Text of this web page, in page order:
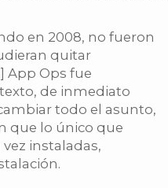
en 2008, no fueron
quitar
App Ops fue
de inmediato
todo el asunto,
que lo único que
instaladas,